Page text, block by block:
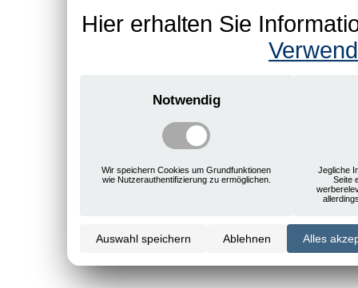
Hier erhalten Sie
Notwendig
Wir speichern Cookies um Grundfunktionen
wie Nutzerauthentifizierung zu ermöglichen.
Jegliche
Seite
Auswahl speichern Ablehnen Alles